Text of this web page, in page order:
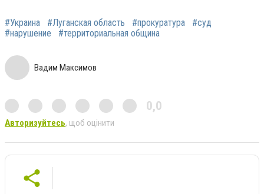
#Украина #Луганская область #прокуратура
#суд
#нарушение
#территориальная община
Вадим Максимов
0,0
Авторизуйтесь, щоб оцінити